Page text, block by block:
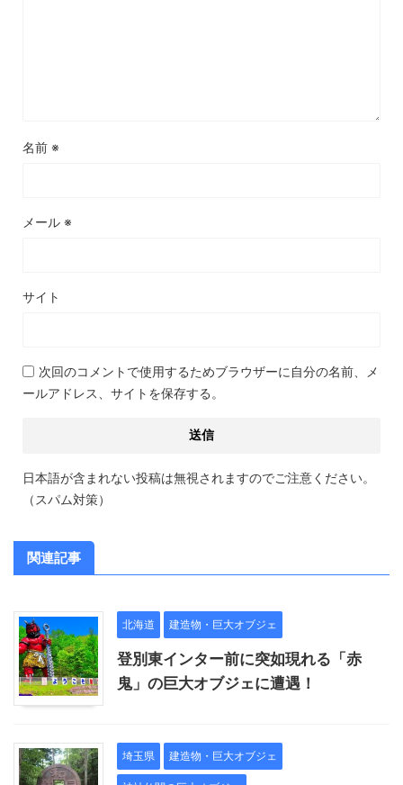
名前 ※
メール ※
サイト
次回のコメントで使用するためブラウザーに自分の名前、メ
ールアドレス、サイトを保存する。
日本語が含まれない投稿は無視されますのでご注意ください。
（スパム対策）
関連記事
北海道 建造物・巨大オブジェ
登別東インター前に突如現れる「赤
鬼」の巨大オブジェに遭遇！
埼玉県 建造物・巨大オブジェ